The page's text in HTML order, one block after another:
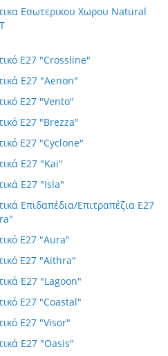
Εσωτερικου Χωρου Natural
E27 "Crossline"
E27 "Aenon"
E27 "Vento"
E27 "Brezza"
E27 "Cyclone"
E27 "Kai"
E27 "Isla"
Επιδαπέδια/Επιτραπέζια E27
E27 "Aura"
E27 "Aithra"
E27 "Lagoon"
E27 "Coastal"
E27 "Visor"
E27 "Oasis"